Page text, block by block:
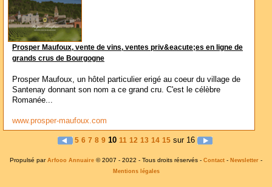
Prosper Maufoux, vente de vins, ventes priv&eacute;es en ligne de
grands crus de Bourgogne
Prosper Maufoux, un hôtel particulier erigé au coeur du village de
Santenay donnant son nom a ce grand cru. C'est le célèbre
Romanée...
www.prosper-maufoux.com
5 6 7 8 9 10 11 12 13 14 15sur 16
Propulsé par Arfooo Annuaire © 2007 - 2022 - Tous droits réservés - Contact - Newsletter -
Mentions légales